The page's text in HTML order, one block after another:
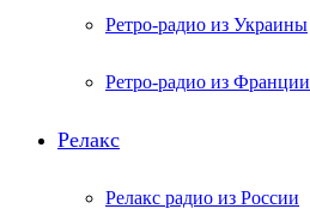
Ретро-радио из Украины
Ретро-радио из Франции
Релакс
Релакс радио из России